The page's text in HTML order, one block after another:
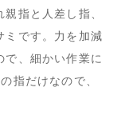
指と人差し指、
ミです。力を加減
で、細かい作業に
指だけなので、